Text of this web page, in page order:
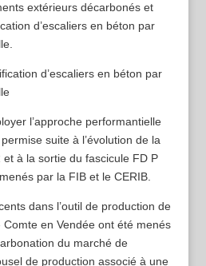
extérieurs décarbonés et
d’escaliers en béton par
d’escaliers en béton par
l’approche performantielle
suite à l’évolution de la
à la sortie du fascicule FD P
par la FIB et le CERIB.
dans l’outil de production de
en Vendée ont été menés
du marché de
de production associé à une